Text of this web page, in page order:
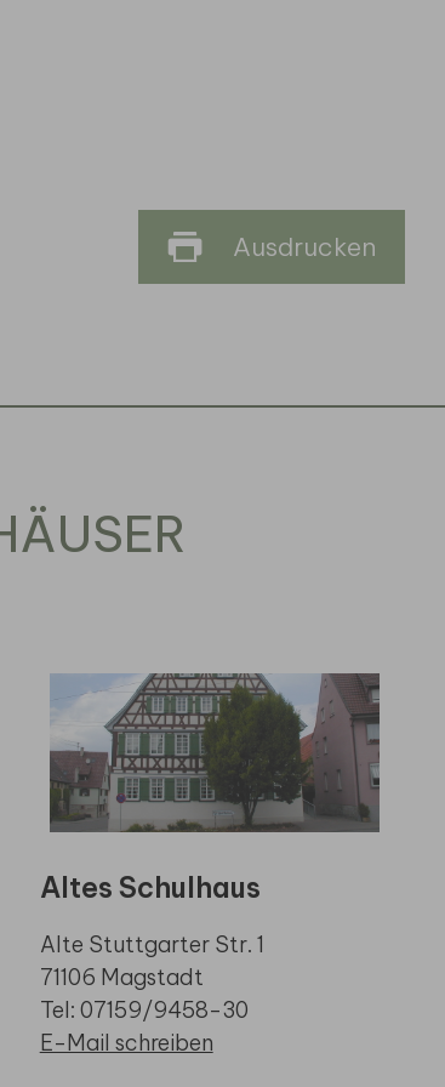
Ausdrucken
Altes Schulhaus
Alte Stuttgarter Str. 1
71106 Magstadt
Tel: 07159/9458-30
E-Mail schreiben